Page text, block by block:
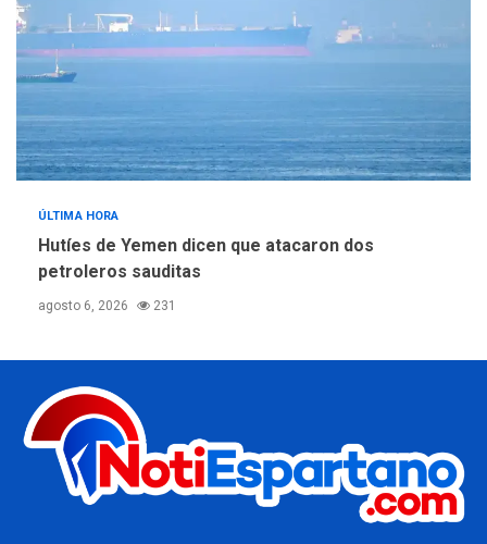
ÚLTIMA HORA
Hutíes de Yemen dicen que atacaron dos
petroleros sauditas
agosto 6, 2026 231